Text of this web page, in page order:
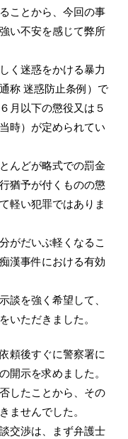
ことから、今回の事
い不安を感じて弊所
く迷惑をかける暴力
称 迷惑防止条例）で
月以下の懲役又は５
時）が定められてい
んどが略式での罰金
猶予が付くものの懲
軽い犯罪ではありま
がだいぶ軽くなるこ
漢事件における有効
談を強く希望して、
いただきました。
頼後すぐに警察署に
開示を求めました。
したことから、その
ませんでした。
交渉は、まず弁護士